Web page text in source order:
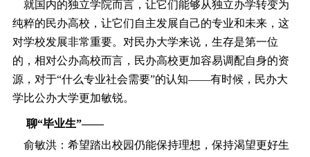
就国内的独立学院而言，让它们能够从独立办学转变为
纯粹的民办高校，让它们自主发展自己的专业和未来，这
对学校发展非常重要。对民办大学来说，生存是第一位
的，相对公办高校而言，民办高校更加容易调配自身的资
源，对于“什么专业社会需要”的认知――有时候，民办大
学比公办大学更加敏锐。
聊“毕业生”――
俞敏洪：希望踏出校园仍能保持理想，保持渴望更好生